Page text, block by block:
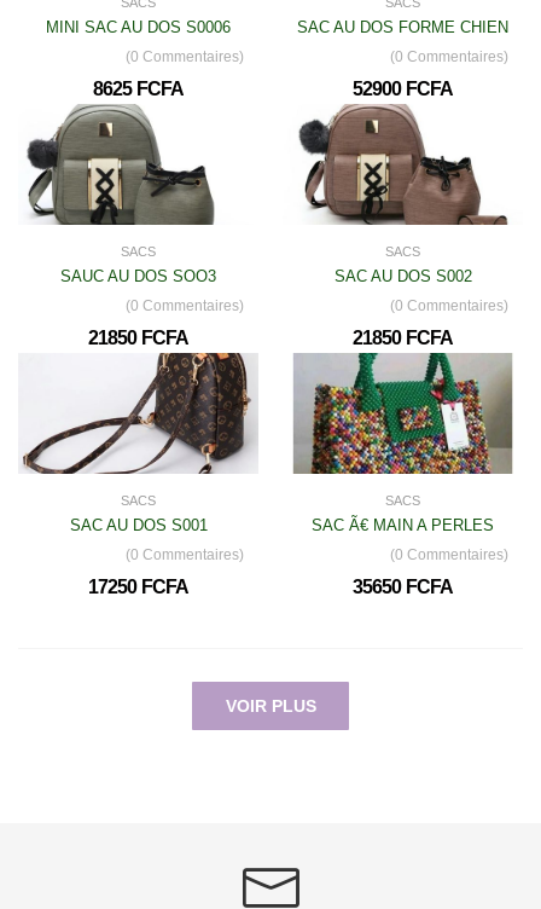
MINI SAC AU DOS S0006
(0 Commentaires)
8625 FCFA
SAC AU DOS FORME CHIEN
(0 Commentaires)
52900 FCFA
SACS
SAUC AU DOS SOO3
(0 Commentaires)
21850 FCFA
SACS
SAC AU DOS S002
(0 Commentaires)
21850 FCFA
SACS
SAC AU DOS S001
(0 Commentaires)
17250 FCFA
SACS
SAC Ã€ MAIN A PERLES
(0 Commentaires)
35650 FCFA
VOIR PLUS